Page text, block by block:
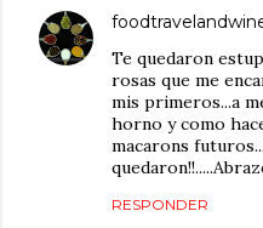
Te quedaron
rosas que me
mis primeros...a
horno y como
macarons
RESPONDER